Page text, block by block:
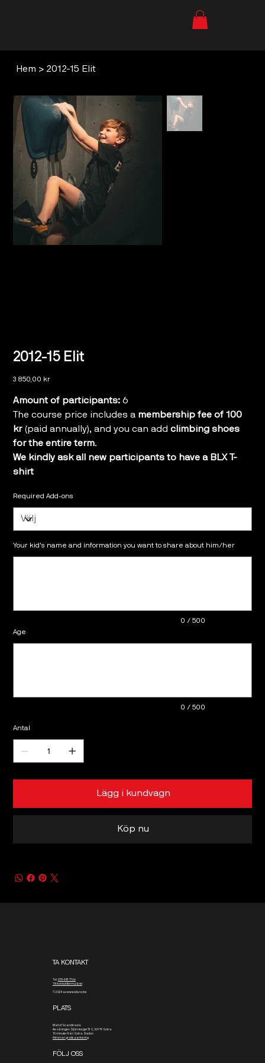
Hem > 2012-15 Elit
2012-15 Elit
Pris
3 850,00 kr
Amount of participants: 6
The course price includes a membership fee of 100
kr(paid annually), and you can addclimbing shoes
for the entire term.
We kindly ask all new participants to have a BLX T-
shirt
Required Add-ons
Your kid's name and information you want to share about him/her
0 / 500
Age
0 / 500
Antal
Lägg i kundvagn
Köp nu
TA KONTAKT
Tel.
070-343 77 66
Till kontaktformuläret
© 2024 av www.blx.rocks
PLATS
Mall of Scandinavia
4:e våningen
Stjärntorget 13 C, 169 79 Solna
10 minuter från Solna Station
4 timmar gratis parkering
FÖLJ OSS